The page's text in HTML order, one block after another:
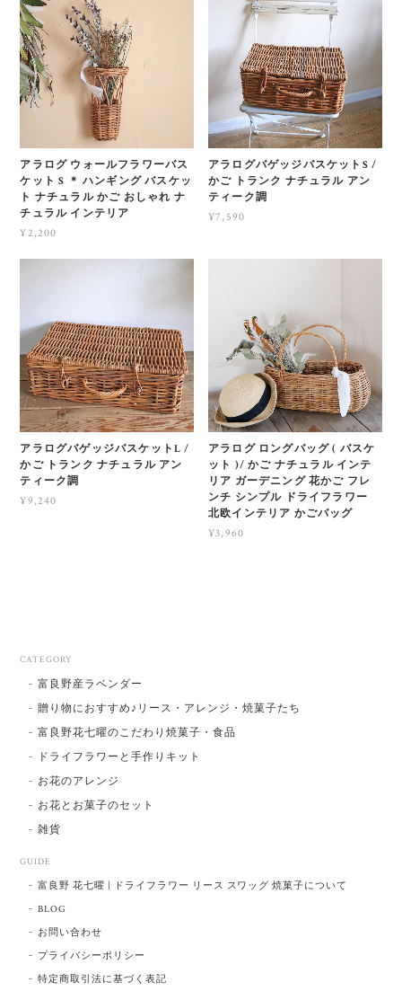
アラログ ウォールフラワーバス
ケット S ＊ ハンギング バスケッ
ト ナチュラル かご おしゃれ ナ
チュラル インテリア
¥2,200
アラログバゲッジバスケットS /
かご トランク ナチュラル アン
ティーク調
¥7,590
アラログバゲッジバスケットL /
かご トランク ナチュラル アン
ティーク調
¥9,240
アラログ ロングバッグ ( バスケ
ット )/ かご ナチュラル インテ
リア ガーデニング 花かご フレ
ンチ シンプル ドライフラワー
北欧インテリア かごバッグ
¥3,960
CATEGORY
富良野産ラベンダー
贈り物におすすめ♪リース・アレンジ・焼菓子たち
富良野花七曜のこだわり焼菓子・食品
ドライフラワーと手作りキット
お花のアレンジ
お花とお菓子のセット
雑貨
GUIDE
富良野 花七曜 | ドライフラワー リース スワッグ 焼菓子について
BLOG
お問い合わせ
プライバシーポリシー
特定商取引法に基づく表記